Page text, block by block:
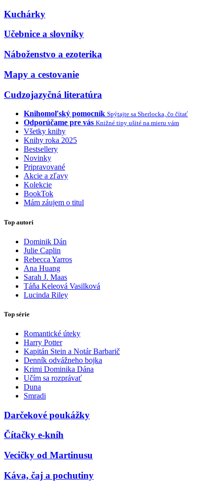
Kuchárky
Učebnice a slovníky
Náboženstvo a ezoterika
Mapy a cestovanie
Cudzojazyčná literatúra
Knihomoľský pomocník Spýtajte sa Sherlocka, čo čítať
Odporúčame pre vás Knižné tipy ušité na mieru vám
Všetky knihy
Knihy roka 2025
Bestsellery
Novinky
Pripravované
Akcie a zľavy
Kolekcie
BookTok
Mám záujem o titul
Top autori
Dominik Dán
Julie Caplin
Rebecca Yarros
Ana Huang
Sarah J. Maas
Táňa Keleová Vasilková
Lucinda Riley
Top série
Romantické úteky
Harry Potter
Kapitán Stein a Notár Barbarič
Denník odvážneho bojka
Krimi Dominika Dána
Učím sa rozprávať
Duna
Smradi
Darčekové poukážky
Čítačky e-kníh
Vecičky od Martinusu
Káva, čaj a pochutiny